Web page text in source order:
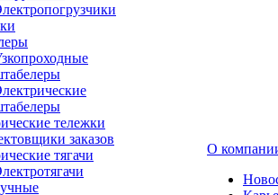
тележки
заказов
тягачи
О